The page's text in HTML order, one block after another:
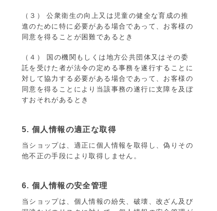
（３） 公衆衛生の向上又は児童の健全な育成の推
進のために特に必要がある場合であって、お客様の
同意を得ることが困難であるとき
（４） 国の機関もしくは地方公共団体又はその委
託を受けた者が法令の定める事務を遂行することに
対して協力する必要がある場合であって、お客様の
同意を得ることにより当該事務の遂行に支障を及ぼ
すおそれがあるとき
5. 個人情報の適正な取得
当ショップは、適正に個人情報を取得し、偽りその
他不正の手段により取得しません。
6. 個人情報の安全管理
当ショップは、個人情報の紛失、破壊、改ざん及び